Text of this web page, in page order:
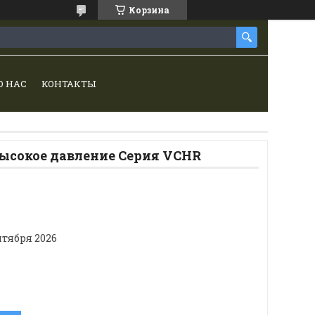
Корзина
НАС КОНТАКТЫ
давление Серия VCHR
2026